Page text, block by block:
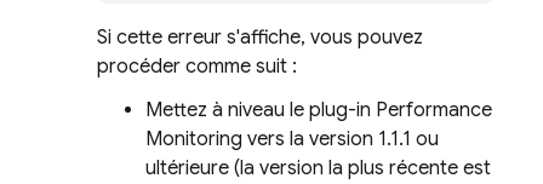
Si cette erreur s'affiche, vous pouvez
procéder comme suit :
Mettez à niveau le plug-in Performance
Monitoring vers la version 1.1.1 ou
ultérieure (la version la plus récente est